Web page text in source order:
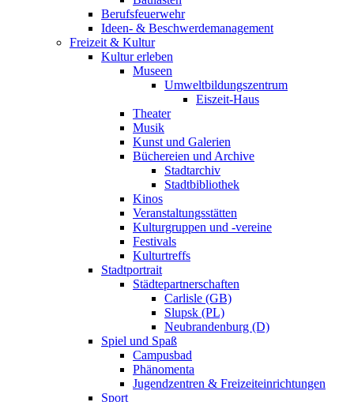
Berufsfeuerwehr
Ideen- & Beschwerdemanagement
Freizeit & Kultur
Kultur erleben
Museen
Umweltbildungszentrum
Eiszeit-Haus
Theater
Musik
Kunst und Galerien
Büchereien und Archive
Stadtarchiv
Stadtbibliothek
Kinos
Veranstaltungsstätten
Kulturgruppen und -vereine
Festivals
Kulturtreffs
Stadtportrait
Städtepartnerschaften
Carlisle (GB)
Slupsk (PL)
Neubrandenburg (D)
Spiel und Spaß
Campusbad
Phänomenta
Jugendzentren & Freizeiteinrichtungen
Sport